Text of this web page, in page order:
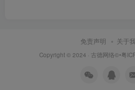
免责声明 关于
Copyright © 2024 · 古德网络©•粤